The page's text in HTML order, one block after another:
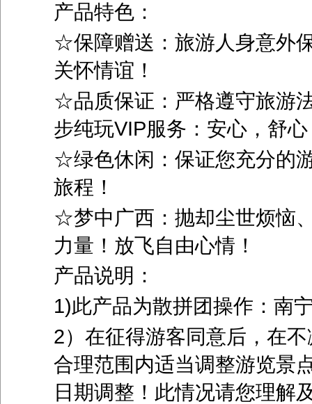
产品特色：
☆保障赠送：旅游人身意外
关怀情谊！
☆品质保证：严格遵守旅游
步纯玩VIP服务：安心，舒
☆绿色休闲：保证您充分的
旅程！
☆梦中广西：抛却尘世烦恼
力量！放飞自由心情！
产品说明：
1)此产品为散拼团操作：南
2）在征得游客同意后，在
合理范围内适当调整游览景
日期调整！此情况请您理解